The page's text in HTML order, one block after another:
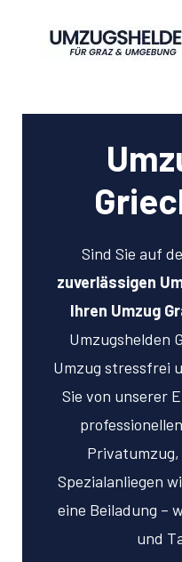
Sind Sie auf
zuverlässigen
Ihren Umzug
Umzugshelden
Umzug stressfrei
Sie von unserer
Spezialanliegen
eine Beiladung –
und